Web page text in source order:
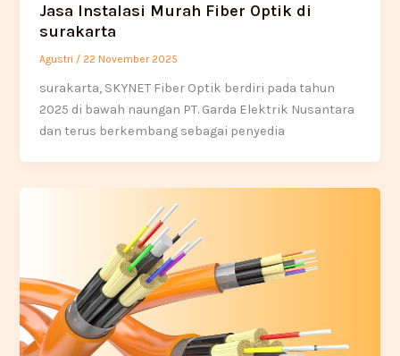
Jasa Instalasi Murah Fiber Optik di
surakarta
Agustri / 22 November 2025
surakarta, SKYNET Fiber Optik berdiri pada tahun
2025 di bawah naungan PT. Garda Elektrik Nusantara
dan terus berkembang sebagai penyedia